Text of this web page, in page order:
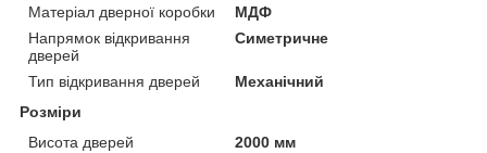
Матеріал дверної коробки
МДФ
Напрямок відкривання
дверей
Симетричне
Тип відкривання дверей
Механічний
Розміри
Висота дверей
2000 мм